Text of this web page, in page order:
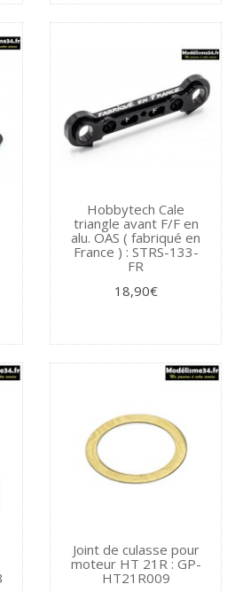
Hobbytech Cale
triangle avant F/F en
alu. OAS ( fabriqué en
France ) : STRS-133-
FR
18,90€
Joint de culasse pour
moteur HT 21R : GP-
HT21R009